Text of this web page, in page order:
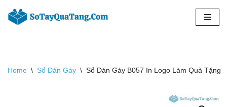
Chuyển
Home \ Sổ Dán Gáy \ Sổ Dán Gáy B057 In Logo Làm Quà Tặng